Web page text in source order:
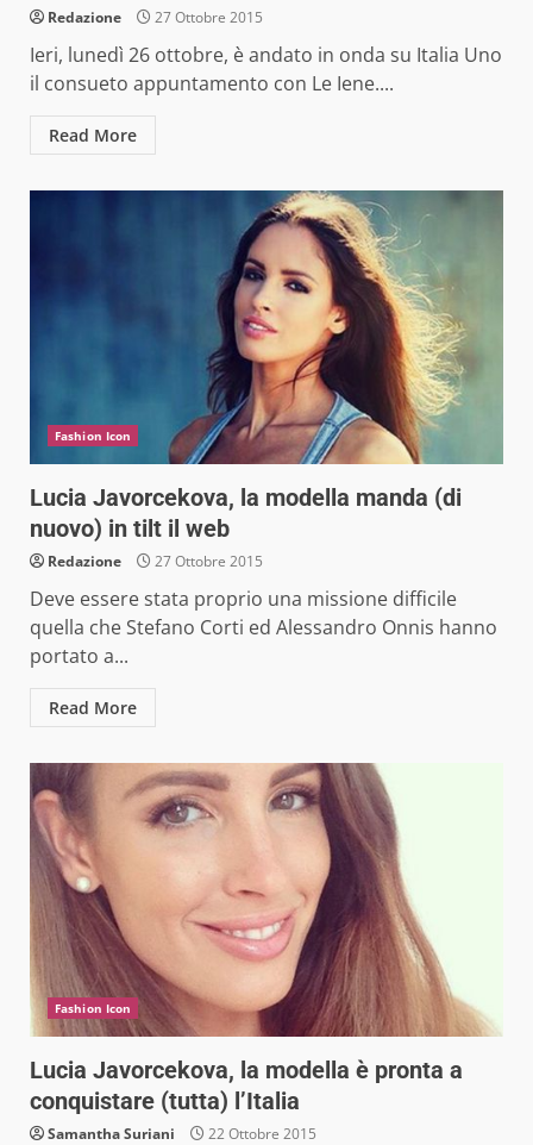
Redazione 27 Ottobre 2015
Ieri, lunedì 26 ottobre, è andato in onda su Italia Uno
il consueto appuntamento con Le Iene....
Read More
Fashion Icon
Lucia Javorcekova, la modella manda (di
nuovo) in tilt il web
Redazione 27 Ottobre 2015
Deve essere stata proprio una missione difficile
quella che Stefano Corti ed Alessandro Onnis hanno
portato a...
Read More
Fashion Icon
Lucia Javorcekova, la modella è pronta a
conquistare (tutta) l’Italia
Samantha Suriani 22 Ottobre 2015